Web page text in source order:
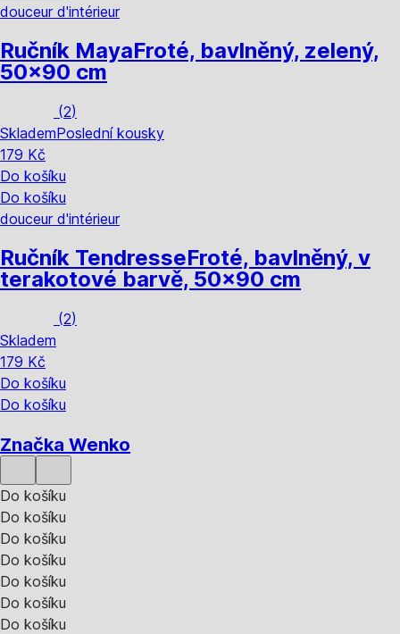
douceur d'intérieur
Ručník MayaFroté, bavlněný, zelený,
50x90 cm
(2)
SklademPoslední kousky
179 Kč
Do košíku
Do košíku
douceur d'intérieur
Ručník TendresseFroté, bavlněný, v
terakotové barvě, 50x90 cm
(2)
Skladem
179 Kč
Do košíku
Do košíku
Značka Wenko
Do košíku
Do košíku
Do košíku
Do košíku
Do košíku
Do košíku
Do košíku